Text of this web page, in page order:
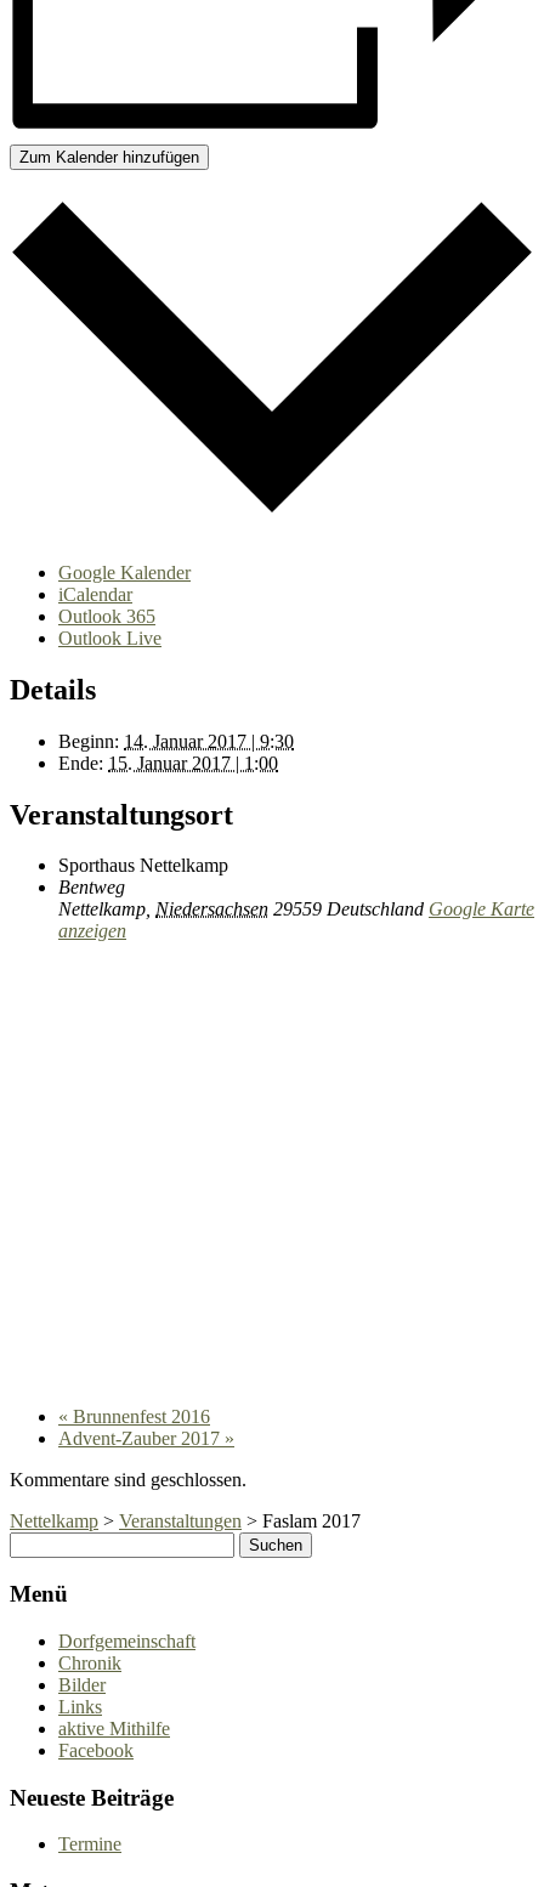
Zum Kalender hinzufügen
Google Kalender
iCalendar
Outlook 365
Outlook Live
Details
Beginn: 14. Januar 2017 | 9:30
Ende: 15. Januar 2017 | 1:00
Veranstaltungsort
Sporthaus Nettelkamp
Bentweg
Nettelkamp, Niedersachsen 29559 Deutschland Google Karte
anzeigen
« Brunnenfest 2016
Advent-Zauber 2017 »
Kommentare sind geschlossen.
Nettelkamp > Veranstaltungen > Faslam 2017
Menü
Dorfgemeinschaft
Chronik
Bilder
Links
aktive Mithilfe
Facebook
Neueste Beiträge
Termine